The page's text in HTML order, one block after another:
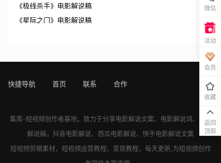
《极线杀手》电影解说稿
《星际之门》电影解说稿
快捷导航 首页 联系 合作
[!---page.sta
集库-短视频创作者基地，致力于分享电影解说文案、 电影解说词、
电影
解说稿， 抖音电影解说、 西瓜电影解说、 快手电影解说文案
短视频剪辑素材，短视频运营教程、变现教程，每天更新,为短视频创作
微信
活动
会员
收藏
返回
顶部